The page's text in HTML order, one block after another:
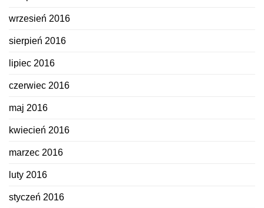
wrzesień 2016
sierpień 2016
lipiec 2016
czerwiec 2016
maj 2016
kwiecień 2016
marzec 2016
luty 2016
styczeń 2016